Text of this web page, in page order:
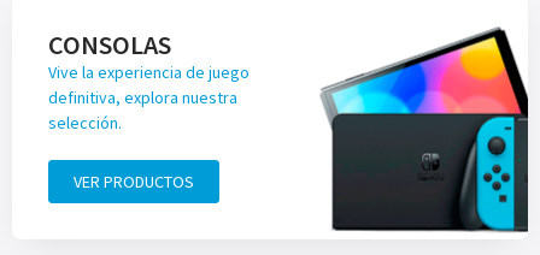
CONSOLAS
Vive la experiencia de juego
definitiva, explora nuestra
selección.
VER PRODUCTOS